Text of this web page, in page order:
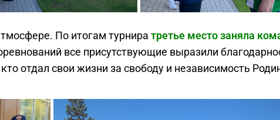
По итогам турнира третье место заняла
все присутствующие выразили
отдал свои жизни за свободу и независимость